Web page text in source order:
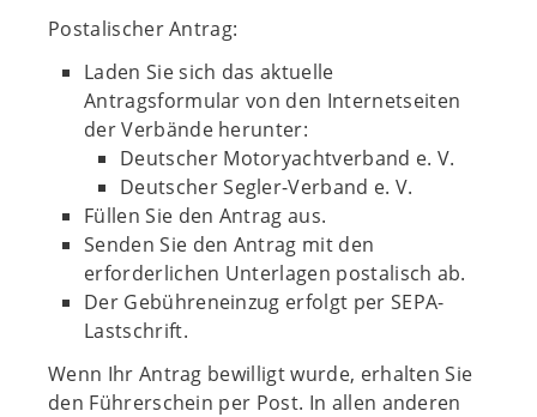
Postalischer Antrag:
Laden Sie sich das aktuelle
Antragsformular von den Internetseiten
der Verbände herunter:
Deutscher Motoryachtverband e. V.
Deutscher Segler-Verband e. V.
Füllen Sie den Antrag aus.
Senden Sie den Antrag mit den
erforderlichen Unterlagen postalisch ab.
Der Gebühreneinzug erfolgt per SEPA-
Lastschrift.
Wenn Ihr Antrag bewilligt wurde, erhalten Sie
den Führerschein per Post. In allen anderen